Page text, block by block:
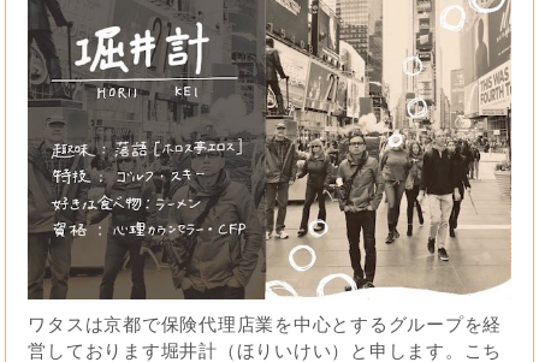
ワタスは京都で保険代理店業を中心とするグループを経
営しております堀井計（ほりいけい）と申します。こち